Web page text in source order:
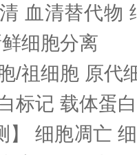
血清替代物
细胞分离
/祖细胞 原代
标记 载体蛋
】 细胞凋亡